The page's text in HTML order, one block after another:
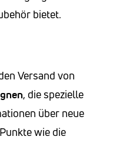
bietet.
Versand von
, die spezielle
über neue
wie die